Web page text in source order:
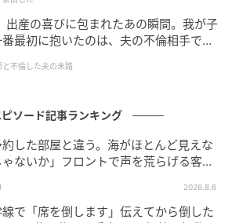
産の喜びに包まれたあの瞬間。我が子
最初に抱いたのは、夫の不倫相手でし
と不倫した夫の末路
ピソード記事ランキング
約した部屋と違う。海がほとんど見えな
ゃないか」フロントで声を荒らげる客。
2026.8.6
で「席を倒します」伝えてから倒した